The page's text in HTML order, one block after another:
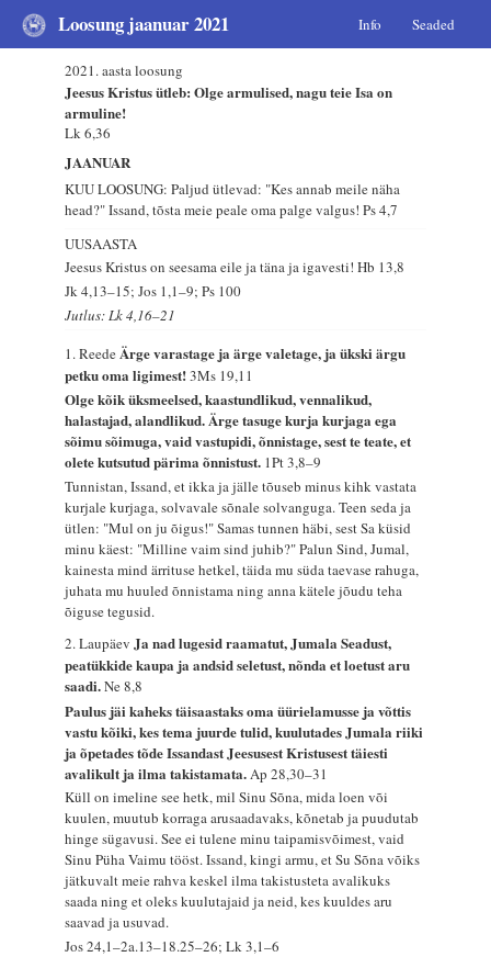
Loosung jaanuar 2021 Info Seaded
2021. aasta loosung
Jeesus Kristus ütleb: Olge armulised, nagu teie Isa on
armuline!
Lk 6,36
JAANUAR
KUU LOOSUNG: Paljud ütlevad: "Kes annab meile näha
head?" Issand, tõsta meie peale oma palge valgus!Ps 4,7
UUSAASTA
Jeesus Kristus on seesama eile ja täna ja igavesti!Hb 13,8
Jk 4,13–15; Jos 1,1–9; Ps 100
Jutlus: Lk 4,16–21
1. ReedeÄrge varastage ja ärge valetage, ja ükski ärgu
petku oma ligimest!3Ms 19,11
Olge kõik üksmeelsed, kaastundlikud, vennalikud,
halastajad, alandlikud. Ärge tasuge kurja kurjaga ega
sõimu sõimuga, vaid vastupidi, õnnistage, sest te teate, et
olete kutsutud pärima õnnistust. 1Pt 3,8–9
Tunnistan, Issand, et ikka ja jälle tõuseb minus kihk vastata
kurjale kurjaga, solvavale sõnale solvanguga. Teen seda ja
ütlen: "Mul on ju õigus!" Samas tunnen häbi, sest Sa küsid
minu käest: "Milline vaim sind juhib?" Palun Sind, Jumal,
kainesta mind ärrituse hetkel, täida mu süda taevase rahuga,
juhata mu huuled õnnistama ning anna kätele jõudu teha
õiguse tegusid.
2. LaupäevJa nad lugesid raamatut, Jumala Seadust,
peatükkide kaupa ja andsid seletust, nõnda et loetust aru
saadi.Ne 8,8
Paulus jäi kaheks täisaastaks oma üürielamusse ja võttis
vastu kõiki, kes tema juurde tulid, kuulutades Jumala riiki
ja õpetades tõde Issandast Jeesusest Kristusest täiesti
avalikult ja ilma takistamata.Ap 28,30–31
Küll on imeline see hetk, mil Sinu Sõna, mida loen või
kuulen, muutub korraga arusaadavaks, kõnetab ja puudutab
hinge sügavusi. See ei tulene minu taipamisvõimest, vaid
Sinu Püha Vaimu tööst. Issand, kingi armu, et Su Sõna võiks
jätkuvalt meie rahva keskel ilma takistusteta avalikuks
saada ning et oleks kuulutajaid ja neid, kes kuuldes aru
saavad ja usuvad.
Jos 24,1–2a.13–18.25–26; Lk 3,1–6